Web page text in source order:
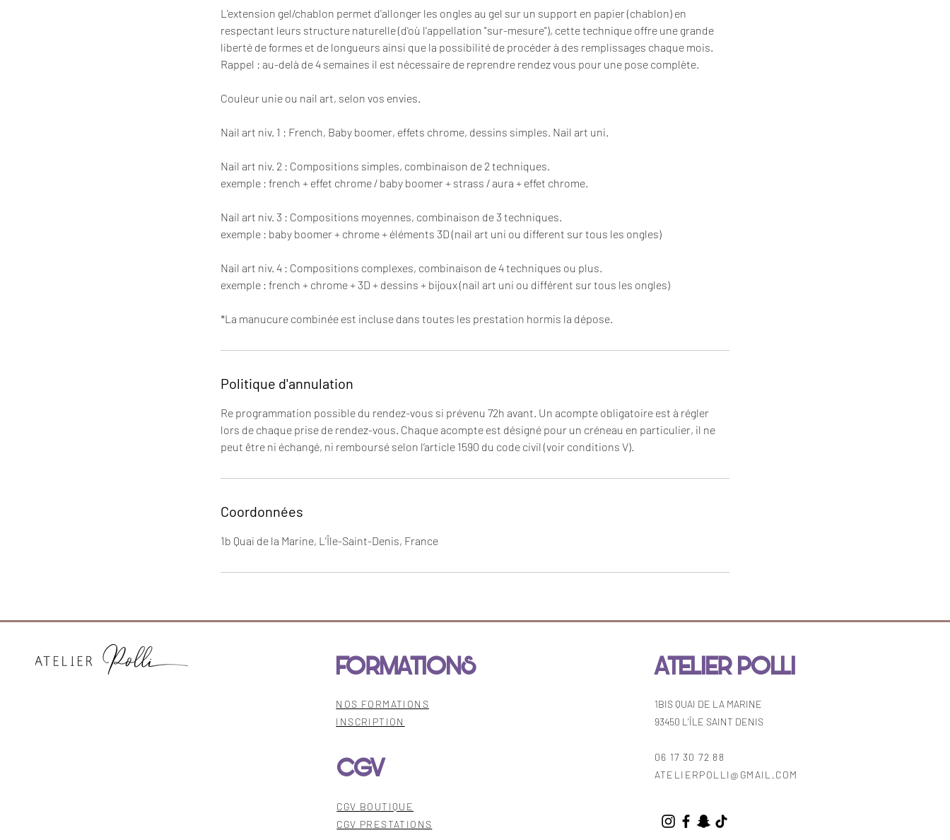
m
n
L'extension gel/chablon permet d'allonger les ongles au gel sur un support en papier (chablon) en
respectant leurs structure naturelle (d'où l'appellation "sur-mesure"), cette technique offre une grande
liberté de formes et de longueurs ainsi que la possibilité de procéder à des remplissages chaque mois.
Rappel : au-delà de 4 semaines il est nécessaire de reprendre rendez vous pour une pose complète.
Couleur unie ou nail art, selon vos envies.
Nail art niv. 1 : French, Baby boomer, effets chrome, dessins simples. Nail art uni.
Nail art niv. 2 : Compositions simples, combinaison de 2 techniques.
exemple : french + effet chrome / baby boomer + strass / aura + effet chrome.
Nail art niv. 3 : Compositions moyennes, combinaison de 3 techniques.
exemple : baby boomer + chrome + éléments 3D (nail art uni ou different sur tous les ongles)
Nail art niv. 4 : Compositions complexes, combinaison de 4 techniques ou plus.
exemple : french + chrome + 3D + dessins + bijoux (nail art uni ou différent sur tous les ongles)
*La manucure combinée est incluse dans toutes les prestation hormis la dépose.
Politique d'annulation
Re programmation possible du rendez-vous si prévenu 72h avant. Un acompte obligatoire est à régler
lors de chaque prise de rendez-vous. Chaque acompte est désigné pour un créneau en particulier, il ne
peut être ni échangé, ni remboursé selon l’article 1590 du code civil (voir conditions V).
Coordonnées
1b Quai de la Marine, L'Île-Saint-Denis, France
FORMATIONS
NOS FORMATIONS
INSCRIPTION
CGV
CGV BOUTIQUE
CGV PRESTATIONS
ATELIER POLLI
1BIS QUAI DE LA MARINE
93450 L'ÎLE SAINT DENIS
06 17 30 72 88
ATELIERPOLLI@GMAIL.COM